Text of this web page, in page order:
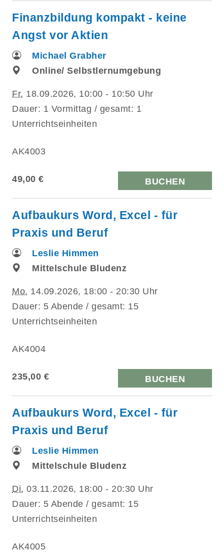
Finanzbildung kompakt - keine
Angst vor Aktien
Michael Grabher
Online/ Selbstlernumgebung
Fr. 18.09.2026, 10:00 - 10:50 Uhr
Dauer: 1 Vormittag / gesamt: 1
Unterrichtseinheiten
AK4003
49,00 € BUCHEN
Aufbaukurs Word, Excel - für
Praxis und Beruf
Leslie Himmen
Mittelschule Bludenz
Mo. 14.09.2026, 18:00 - 20:30 Uhr
Dauer: 5 Abende / gesamt: 15
Unterrichtseinheiten
AK4004
235,00 € BUCHEN
Aufbaukurs Word, Excel - für
Praxis und Beruf
Leslie Himmen
Mittelschule Bludenz
Di. 03.11.2026, 18:00 - 20:30 Uhr
Dauer: 5 Abende / gesamt: 15
Unterrichtseinheiten
AK4005